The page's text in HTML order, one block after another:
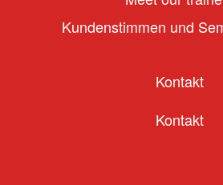
Kundenstimmen und
Kontakt
Kontakt